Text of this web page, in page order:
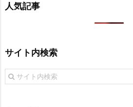
人気記事
サイト内検索